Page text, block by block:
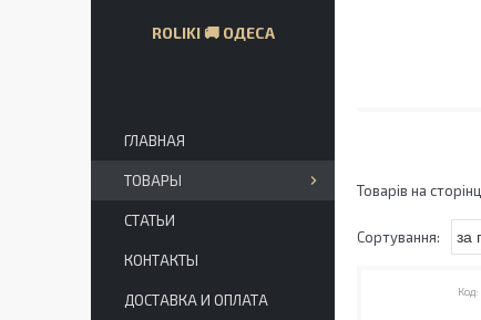
ROLIKI 🚚 ОДЕСА
ГЛАВНАЯ
ТОВАРЫ
СТАТЬИ
КОНТАКТЫ
ДОСТАВКА И ОПЛАТА